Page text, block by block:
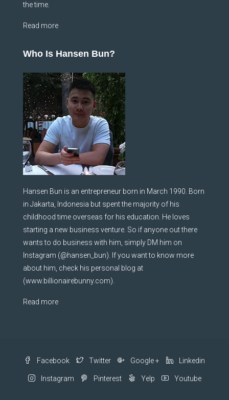
the time.
Read more
Who Is Hansen Bun?
Hansen Bun is an entrepreneur born in March 1990. Born
in Jakarta, Indonesia but spent the majority of his
childhood time overseas for his education. He loves
starting a new business venture. So if anyone out there
wants to do business with him, simply DM him on
Instagram (@hansen_bun). If you want to know more
about him, check his personal blog at
(www.billionairebunny.com).
Read more
Facebook Twitter Google + Linkedin
Instagram Pinterest Yelp Youtube